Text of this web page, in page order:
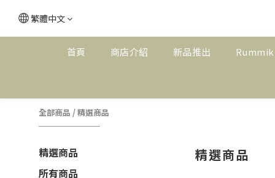
繁體中文
首頁 商店介紹 新品推出
全部商品 /精選商品
精選商品
所有商品
精選商品